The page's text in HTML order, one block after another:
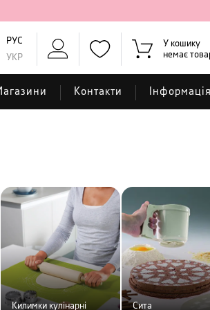
РУС
УКР
У кошику
немає
Контакти Інформація
Килимки кулінарні Сита